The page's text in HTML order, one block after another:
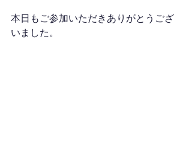
本日もご参加いただきありがとうござ
いました。